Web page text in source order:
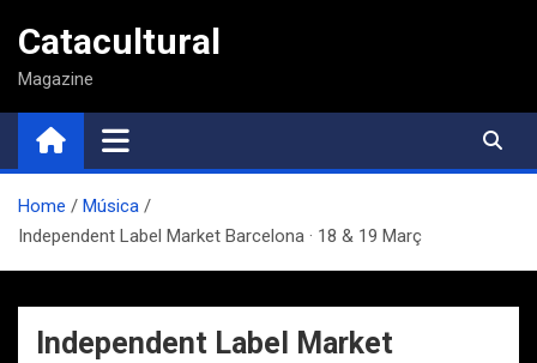
contenido
Catacultural
Magazine
Home
Música
Independent Label Market Barcelona · 18 & 19 Març
Independent Label Market